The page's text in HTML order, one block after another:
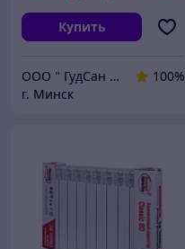
Купить
ООО " ГудСан " сантехника, отопление
100%
г. Минск